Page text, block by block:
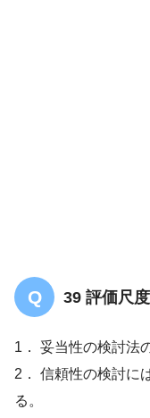
39 評価尺
1． 妥当性の検討法
2． 信頼性の検討に
る。